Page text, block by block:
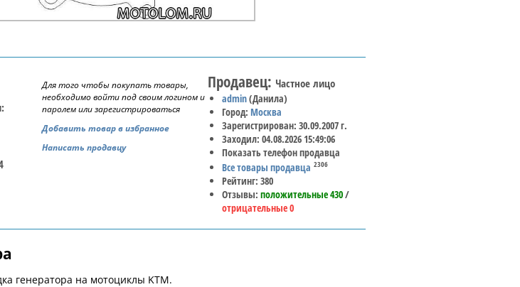
Для того чтобы покупать товары,
необходимо войти под своим логином и
паролем или зарегистрироваться
Добавить товар в избранное
Написать продавцу
Продавец: Частное лицо
admin(Данила)
Город: Москва
Зарегистрирован: 30.09.2007 г.
Заходил: 04.08.2026 15:49:06
Показать телефон продавца
Все товары продавца 2306
Рейтинг: 380
Отзывы:положительные 430/
отрицательные 0
генератора на мотоциклы KTM.